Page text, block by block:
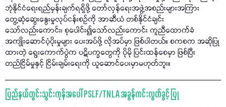
ဘုံနိုင်ငံရေးရည်မှန်းချက်ရရှိဖို့ တော်လှန်ရေးအဖွဲ့အစည်းများအကြား
တွေ့ဆုံဆွေးနွေးမှုလုပ်ငန်းစဥ်ကို အာဆီယံ တစ်နိုင်ငံချင်း
သော်လည်းကောင်း၊ စုပေါင်း၍သော်လည်းကောင်း ကူညီထောက်ခံ
အကျိုးဆောင်ပံ့ပိုးမှုများ ပေးအပ်ဖို့ လိုအပ်မှာ ဖြစ်ပါတယ်။ စကစက အဆိုပြု
ထားတဲ့ ရွေးကောက်ပွဲက ပဋိပက္ခတွေကို ပိုမို ပြင်းထန်စေမှာ ဖြစ်ပြီး
တည်ငြိမ်မှုနှင့် ငြိမ်းချမ်းရေးကို ယူဆောင်ပေးမှာမဟုတ်ဘူး။
ပြည်နယ်တွင်းသွင်းကုန်အပေါ် PSLF/TNLA အခွန်ကင်းလွတ်ခွင့် ပြု